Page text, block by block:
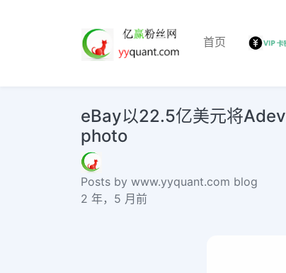
首页
eBay以22.5亿美元将
photo
Posts by www.yyquant.com blog
2 年，5 月前